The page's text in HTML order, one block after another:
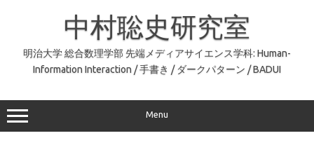
中村聡史研究室
明治大学 総合数理学部 先端メディアサイエンス学科: Human-
Information Interaction / 手書き / ダークパターン / BADUI
Menu